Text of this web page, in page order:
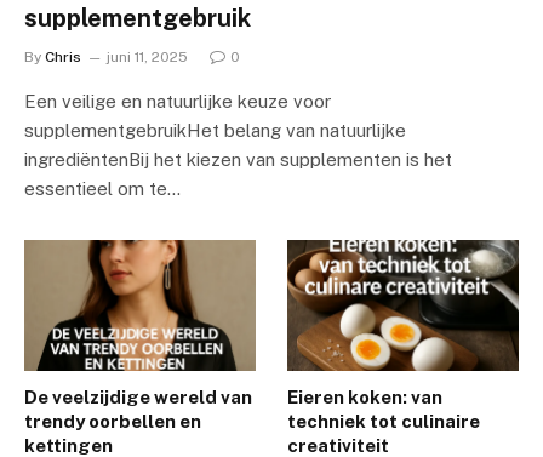
supplementgebruik
By Chris juni 11, 2025 0
Een veilige en natuurlijke keuze voor
supplementgebruikHet belang van natuurlijke
ingrediëntenBij het kiezen van supplementen is het
essentieel om te…
De veelzijdige wereld van
trendy oorbellen en
kettingen
Eieren koken: van
techniek tot culinaire
creativiteit